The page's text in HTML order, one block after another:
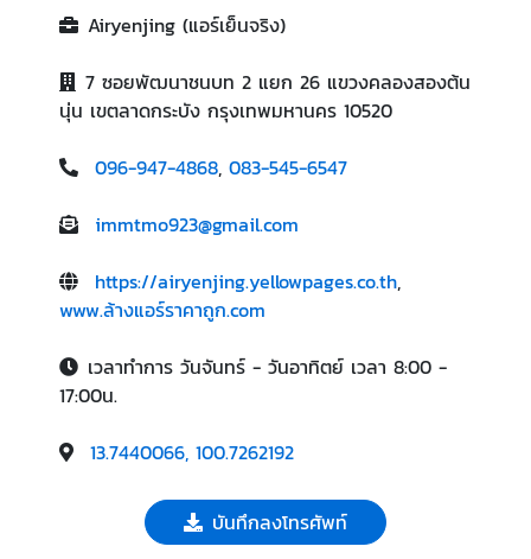
Airyenjing (แอร์เย็นจริง)
7 ซอยพัฒนาชนบท 2 แยก 26 แขวงคลองสองต้น
นุ่น เขตลาดกระบัง กรุงเทพมหานคร 10520
096-947-4868, 083-545-6547
immtmo923@gmail.com
https://airyenjing.yellowpages.co.th,
www.ล้างแอร์ราคาถูก.com
เวลาทำการ วันจันทร์ - วันอาทิตย์ เวลา 8:00 -
17:00น.
13.7440066, 100.7262192
บันทึกลงโทรศัพท์